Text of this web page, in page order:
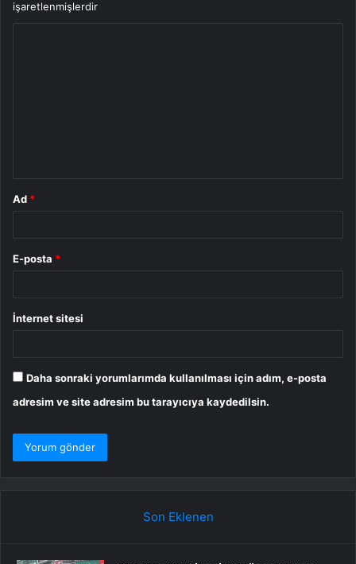
işaretlenmişlerdir
Ad *
E-posta *
İnternet sitesi
Daha sonraki yorumlarımda kullanılması için adım, e-posta
adresim ve site adresim bu tarayıcıya kaydedilsin.
Son Eklenen